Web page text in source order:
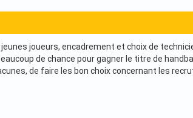
joueurs, encadrement et choix de
de chance pour gagner le titre de
de faire les bon choix concernant les